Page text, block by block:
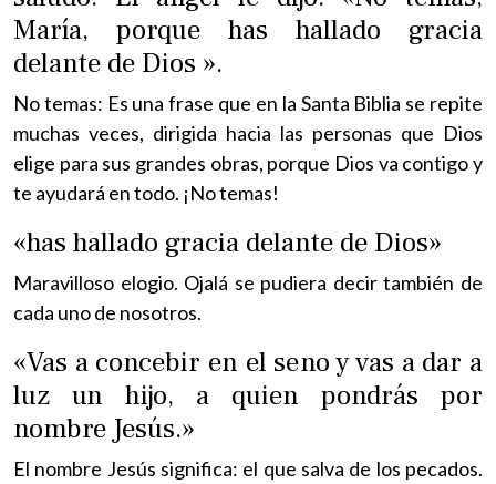
María, porque has hallado gracia
delante de Dios ».
No temas: Es una frase que en la Santa Biblia se repite
muchas veces, dirigida hacia las personas que Dios
elige para sus grandes obras, porque Dios va contigo y
te ayudará en todo. ¡No temas!
«has hallado gracia delante de Dios»
Maravilloso elogio. Ojalá se pudiera decir también de
cada uno de nosotros.
«Vas a concebir en el seno y vas a dar a
luz un hijo, a quien pondrás por
nombre Jesús.»
El nombre Jesús significa: el que salva de los pecados.